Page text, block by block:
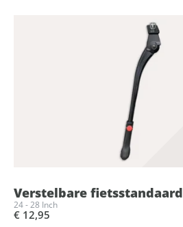
Verstelbare fietsstandaard
24 - 28 Inch
€ 12,95